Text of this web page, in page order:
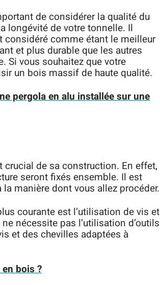
de considérer la qualité du
longévité de votre tonnelle. Il
comme étant le meilleur
et plus durable que les autres
Si vous souhaitez que votre
un bois massif de haute qualité.
pergola en alu installée sur une
crucial de sa construction. En effet,
seront fixés ensemble. Il est
manière dont vous allez procéder.
courante est l’utilisation de vis et
nécessite pas l’utilisation d’outils
et des chevilles adaptées à
bois ?